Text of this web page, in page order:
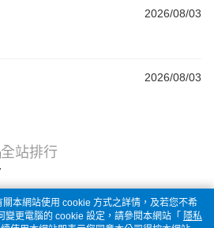
2026/08/03
2026/08/03
全站排行
本網站使用 cookie 方式之詳情，及若您不希
變更電腦的 cookie 設定，請參閱本網站「 隱私